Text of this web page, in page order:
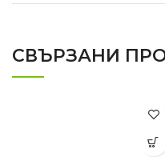
СВЪРЗАНИ